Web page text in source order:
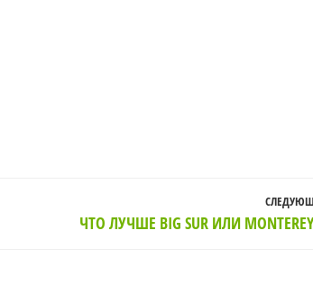
ЧТО ЛУЧШЕ BIG SUR ИЛИ MONTEREY